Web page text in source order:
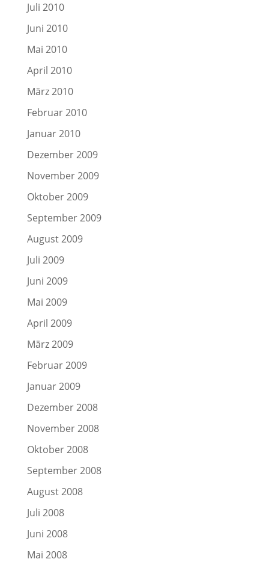
Juli 2010
Juni 2010
Mai 2010
April 2010
März 2010
Februar 2010
Januar 2010
Dezember 2009
November 2009
Oktober 2009
September 2009
August 2009
Juli 2009
Juni 2009
Mai 2009
April 2009
März 2009
Februar 2009
Januar 2009
Dezember 2008
November 2008
Oktober 2008
September 2008
August 2008
Juli 2008
Juni 2008
Mai 2008